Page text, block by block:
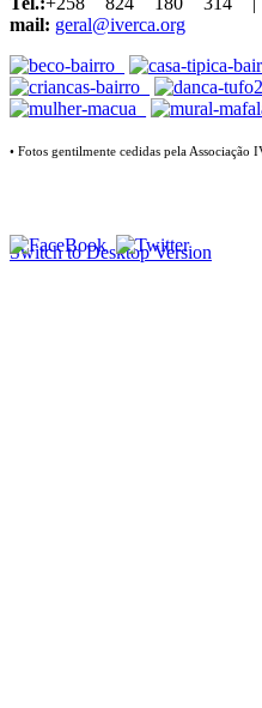
mail: geral@iverca.org
• Fotos gentilmente cedidas pela Associação
Switch to Desktop Version